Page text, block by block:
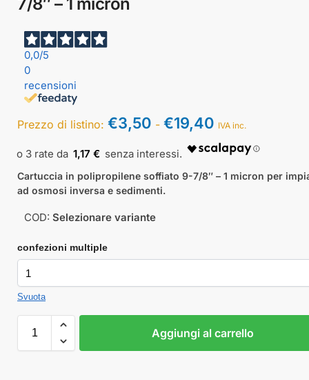
0,0/5
0
recensioni
Prezzo di listino: €3,50 - €19,40 IVA inc.
1,17 €
Cartuccia in polipropilene soffiato 9-7/8″ – 1 micron per
ad osmosi inversa e sedimenti.
COD: Selezionare variante
confezioni multiple
Svuota
Aggiungi al carrello